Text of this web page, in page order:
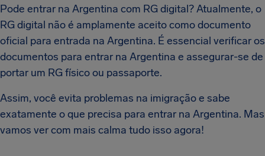
Pode entrar na Argentina com RG digital? Atualmente, o
RG digital não é amplamente aceito como documento
oficial para entrada na Argentina. É essencial verificar os
documentos para entrar na Argentina e assegurar-se de
portar um RG físico ou passaporte.
Assim, você evita problemas na imigração e sabe
exatamente o que precisa para entrar na Argentina. Mas
vamos ver com mais calma tudo isso agora!